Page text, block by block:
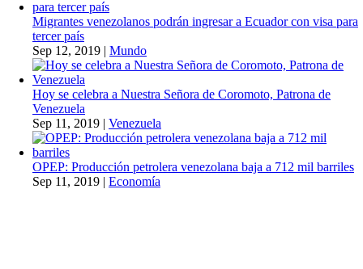
Migrantes venezolanos podrán ingresar a Ecuador con visa para
tercer país
Sep 12, 2019 | Mundo
Hoy se celebra a Nuestra Señora de Coromoto, Patrona de
Venezuela
Sep 11, 2019 | Venezuela
OPEP: Producción petrolera venezolana baja a 712 mil barriles
Sep 11, 2019 | Economía